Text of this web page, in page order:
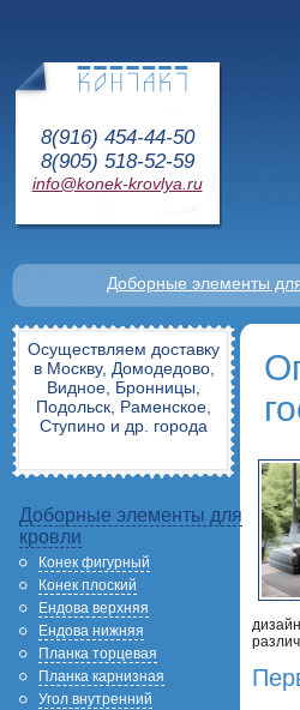
8(916) 454-44-50
8(905) 518-52-59
info@konek-krovlya.ru
Доборные элементы
Осуществляем доставку
в Москву, Домодедово,
Видное, Бронницы,
Подольск, Раменское,
Ступино и др. города
Доборные элементы для
кровли
Конек фигурный
Конек плоский
Ендова верхняя
Ендова нижняя
Планка торцевая
Планка карнизная
Угол внутренний